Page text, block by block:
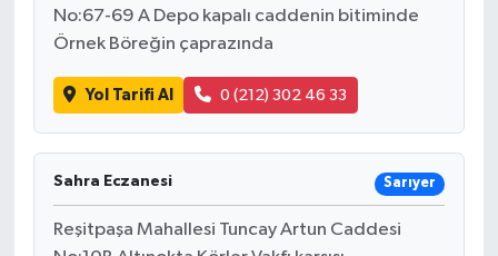
No:67-69 A Depo kapalı caddenin bitiminde
Örnek Böreğin çaprazında
Yol Tarifi Al 0 (212) 302 46 33
Sahra Eczanesi Sarıyer
Reşitpaşa Mahallesi Tuncay Artun Caddesi